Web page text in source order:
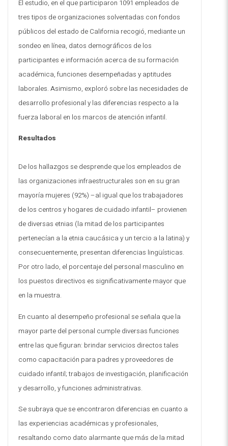
El estudio, en el que participaron 1091 empleados de
tres tipos de organizaciones solventadas con fondos
públicos del estado de California recogió, mediante un
sondeo en línea, datos demográficos de los
participantes e información acerca de su formación
académica, funciones desempeñadas y aptitudes
laborales. Asimismo, exploró sobre las necesidades de
desarrollo profesional y las diferencias respecto a la
fuerza laboral en los marcos de atención infantil.
Resultados
De los hallazgos se desprende que los empleados de
las organizaciones infraestructurales son en su gran
mayoría mujeres (92%) –al igual que los trabajadores
de los centros y hogares de cuidado infantil– provienen
de diversas etnias (la mitad de los participantes
pertenecían a la etnia caucásica y un tercio a la latina) y
consecuentemente, presentan diferencias lingüísticas.
Por otro lado, el porcentaje del personal masculino en
los puestos directivos es significativamente mayor que
en la muestra.
En cuanto al desempeño profesional se señala que la
mayor parte del personal cumple diversas funciones
entre las que figuran: brindar servicios directos tales
como capacitación para padres y proveedores de
cuidado infantil; trabajos de investigación, planificación
y desarrollo, y funciones administrativas.
Se subraya que se encontraron diferencias en cuanto a
las experiencias académicas y profesionales,
resaltando como dato alarmante que más de la mitad